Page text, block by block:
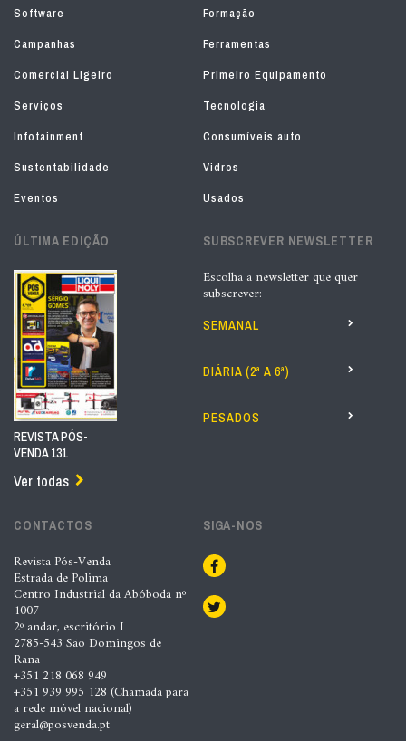
Software
Formação
Campanhas
Ferramentas
Comercial Ligeiro
Primeiro Equipamento
Serviços
Tecnologia
Infotainment
Consumíveis auto
Sustentabilidade
Vidros
Eventos
Usados
ÚLTIMA EDIÇÃO
REVISTA PÓS-
VENDA 131
Ver todas
SUBSCREVER NEWSLETTER
Escolha a newsletter que quer
subscrever:
SEMANAL
DIÁRIA (2ª A 6ª)
PESADOS
CONTACTOS
Revista Pós-Venda
Estrada de Polima
Centro Industrial da Abóboda nº
1007
2º andar, escritório I
2785-543 São Domingos de
Rana
+351 218 068 949
+351 939 995 128 (Chamada para
a rede móvel nacional)
geral@posvenda.pt
SIGA-NOS